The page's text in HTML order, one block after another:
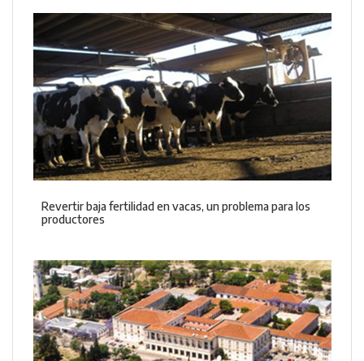
Revertir baja fertilidad en vacas, un problema para los
productores